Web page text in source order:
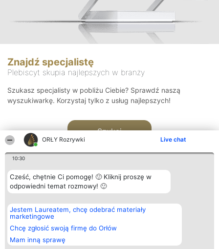
ORŁY Rozrywki Live chat
10:30
Cześć, chętnie Ci pomogę! 🙂 Kliknij proszę w
odpowiedni temat rozmowy! 🙂
Jestem Laureatem, chcę odebrać materiały
marketingowe
Chcę zgłosić swoją firmę do Orłów
Mam inną sprawę
Znajdź specjalistę
Plebiscyt skupia najlepszych w branży
Szukasz specjalisty w pobliżu Ciebie? Sprawdź naszą
wyszukiwarkę. Korzystaj tylko z usług najlepszych!
Szukaj
Organizator plebiscytu
Bright Side Solutions sp. z o.
o. sp. k.
ul. Ruska 22
Wrocław 50-079
KRS 0000749100 | Regon
381313360 | NIP 8943132676
Plebiscyt
Laureaci
wszystkich
Laureatów
Regulamin
Kontakt
Kontakt